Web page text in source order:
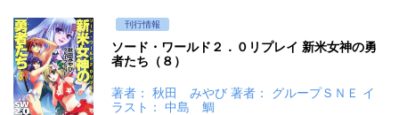
刊行情報
ソード・ワールド２．０リプレイ 新米女神の勇
者たち（８）
著者： 秋田 みやび 著者： グループＳＮＥ イ
ラスト： 中島 鯛